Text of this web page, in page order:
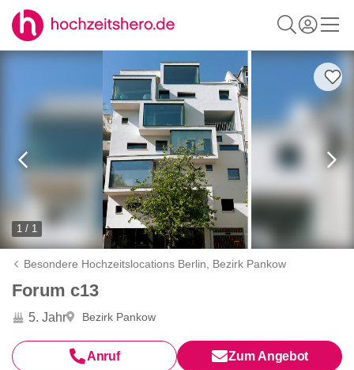
1 / 1
Besondere Hochzeitslocations Berlin, Bezirk Pankow
Forum c13
5. Jahr Bezirk Pankow
Anruf Zum Angebot